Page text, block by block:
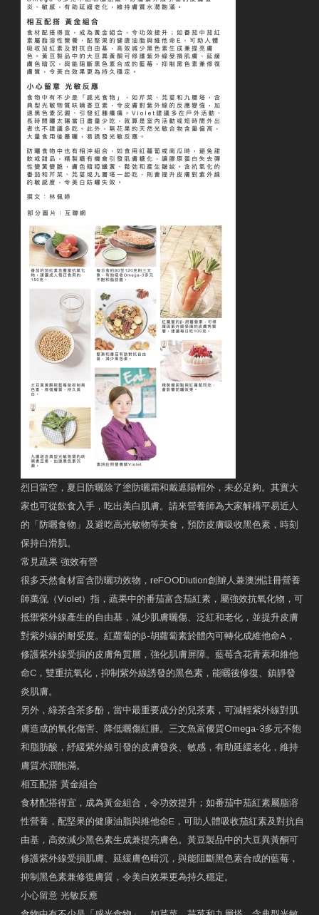
烈日當空，夏日防曬除了塗防曬霜和戴遮陽帽外，未必足夠。其實大
家也可從飲食入手，吃出美白肌膚。請來營養師為大家解構平易近人
的「防曬食物」及避吃高光敏物等美食，預防皮膚吸收黑色素，時刻
保持白滑肌。
常見蔬果 強效有營
很多天然食材富含防曬功效物，reFOODlution創辧人兼澳洲註冊營養
師萬侃（Violet）指，蔬果中的番茄富含茄紅素，屬強效抗氧化物，可
抵禦紫外線產生的自由基，減少肌膚曬傷、泛紅和老化，並提升皮膚
對紫外線的耐受度。紅蘿蔔的β-胡蘿蔔素於體內可轉化成維他命A，
修護紫外線受損的皮膚角質層，強化肌膚屏障。藍莓含花青素和維他
命C，雙重抗氧化，抑制紫外線誘發的黑色素，能曬後修復、鎮靜發
炎肌膚。
另外，綠茶含茶多酚，當中最重要成分的兒茶素，可減輕紫外線對肌
膚造成的氧化傷害、降低曬傷紅腫。三文魚富優質Omega-3多元不飽
和脂肪酸，紓緩紫外線引發的皮膚發炎、敏感，有助延緩老化，維持
膚質水潤飽滿。
相互配搭 黃金組合
食材配搭得宜，成為黃金組合，令功效提升；如番茄中茄紅素屬脂溶
性營養，配堅果的健康油脂與維他命E，可助人體吸收茄紅素及對抗自
由基，高效減少黑色素生成兼提亮膚色。黃豆製品中的大豆異黃酮可
修護紫外線受損肌膚、延緩膚色暗沉，與能阻斷黑色素合成的藍莓，
抑制黑色素兼修復膚質，令美白效果更為持久穩定。
小心留意 光敏反應